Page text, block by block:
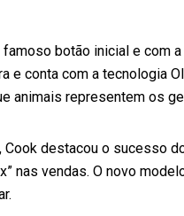
botão inicial e com
e conta com a tecnologia
animais representem os
Cook destacou o sucesso
nas vendas. O novo